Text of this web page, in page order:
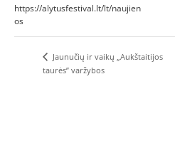
https://alytusfestival.lt/lt/naujien
os
Jaunučių ir vaikų „Aukštaitijos
taurės” varžybos